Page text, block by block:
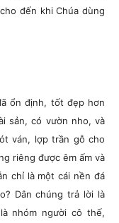
đến khi Chúa dùng
ổn định, tốt đẹp hơn
sản, có vườn nho, và
ván, lợp trần gỗ cho
riêng được êm ấm và
chỉ là một cái nền đá
Dân chúng trả lời là
nhóm người cô thế,